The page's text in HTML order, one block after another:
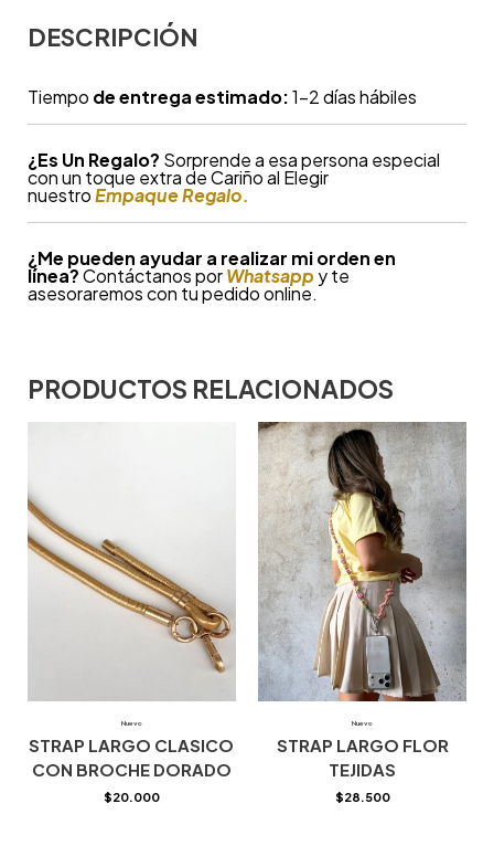
DESCRIPCIÓN
Tiempo de entrega estimado:1-2 días hábiles
¿Es Un Regalo? Sorprende a esa persona especial
con un toque extra de Cariño al Elegir
nuestroEmpaque Regalo.
¿Me pueden ayudar a realizar mi orden en
línea?Contáctanos por Whatsapp y te
asesoraremos con tu pedido online.
PRODUCTOS RELACIONADOS
Nuevo
STRAP LARGO CLASICO
CON BROCHE DORADO
$20.000
Nuevo
STRAP LARGO FLOR
TEJIDAS
$28.500